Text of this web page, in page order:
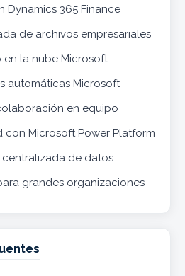
Dynamics 365 Finance
de archivos empresariales
en la nube Microsoft
automáticas Microsoft
en equipo
con Microsoft Power Platform
de datos
grandes organizaciones